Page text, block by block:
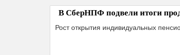
В СберНПФ подвели итоги
Рост открытия индивидуальных